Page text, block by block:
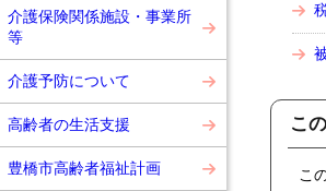
介護保険関係施設・事業所
等
介護予防について
高齢者の生活支援
豊橋市高齢者福祉計画
こ
こ